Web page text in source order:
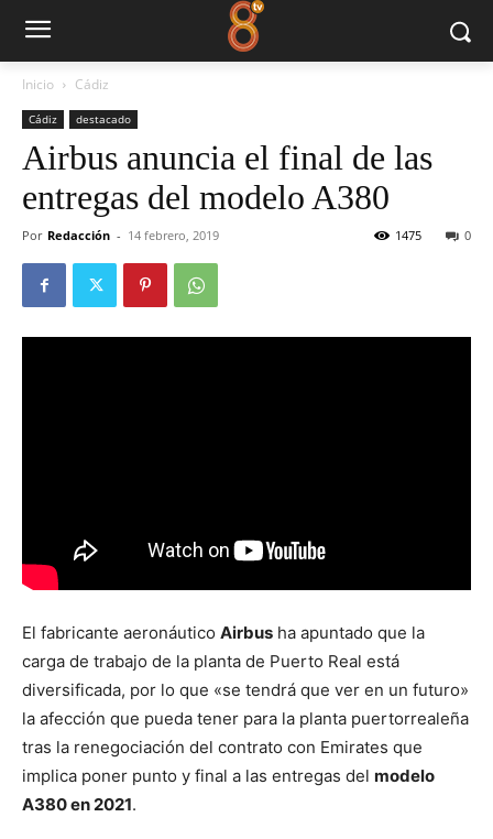
Inicio Cádiz
Cádiz destacado
Airbus anuncia el final de las
entregas del modelo A380
Por Redacción - 14 febrero, 2019 0
1475
El fabricante aeronáutico Airbus ha apuntado que la
carga de trabajo de la planta de Puerto Real está
diversificada, por lo que «se tendrá que ver en un futuro»
la afección que pueda tener para la planta puertorrealeña
tras la renegociación del contrato con Emirates que
implica poner punto y final a las entregas del modelo
A380 en 2021.